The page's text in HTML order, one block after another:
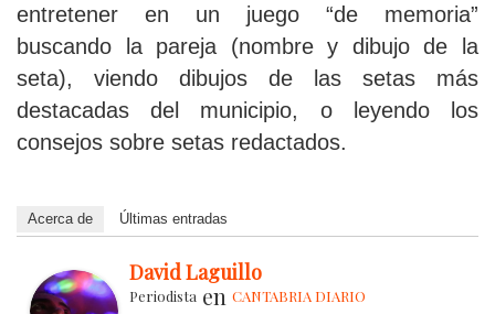
entretener en un juego “de memoria”
buscando la pareja (nombre y dibujo de la
seta), viendo dibujos de las setas más
destacadas del municipio, o leyendo los
consejos sobre setas redactados.
Acerca de Últimas entradas
David Laguillo
Periodista en CANTABRIA DIARIO